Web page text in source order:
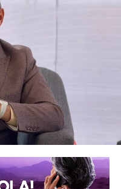
se distribuirá
Torres. Como salida
continuar por esta
avenida Simón Díaz,
y el
la avenida
el tramo comprendido
El primer
al callejón peatonal